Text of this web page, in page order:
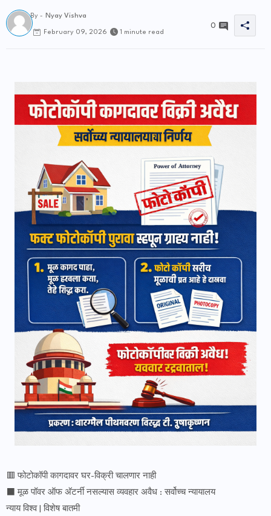
By - Nyay Vishva
February 09, 2026 1 minute read
0
🟥 फोटोकॉपी कागदावर घर-विक्री चालणार नाही
⬛ मूळ पॉवर ऑफ अ‍ॅटर्नी नसल्यास व्यवहार अवैध : सर्वोच्च न्यायालय
न्याय विश्व | विशेष बातमी